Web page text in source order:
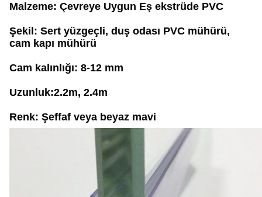
Malzeme: Çevreye Uygun Eş ekstrüde PVC
Şekil: Sert yüzgeçli, duş odası PVC mühürü,
cam kapı mühürü
Cam kalınlığı: 8-12 mm
Uzunluk:2.2m, 2.4m
Renk: Şeffaf veya beyaz mavi